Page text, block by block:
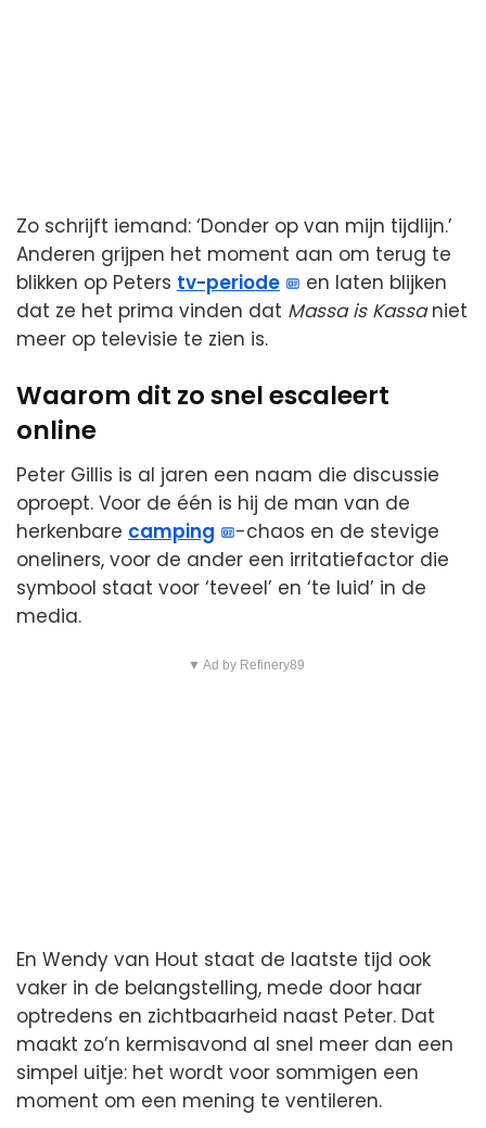
Zo schrijft iemand: ‘Donder op van mijn tijdlijn.’
Anderen grijpen het moment aan om terug te
blikken op Peters tv-periode
en laten blijken
dat ze het prima vinden dat Massa is Kassaniet
meer op televisie te zien is.
Waarom dit zo snel escaleert
online
Peter Gillis is al jaren een naam die discussie
oproept. Voor de één is hij de man van de
herkenbare camping
-chaos en de stevige
oneliners, voor de ander een irritatiefactor die
symbool staat voor ‘teveel’ en ‘te luid’ in de
media.
▼ Ad by Refinery89
En Wendy van Hout staat de laatste tijd ook
vaker in de belangstelling, mede door haar
optredens en zichtbaarheid naast Peter. Dat
maakt zo’n kermisavond al snel meer dan een
simpel uitje: het wordt voor sommigen een
moment om een mening te ventileren.